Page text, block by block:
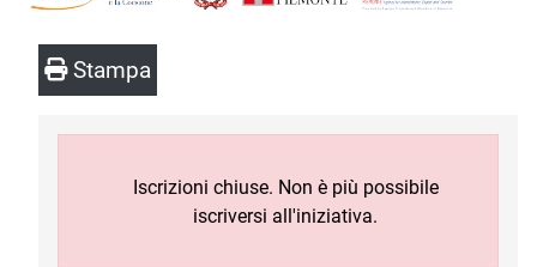
Stampa
Iscrizioni chiuse. Non è più possibile
iscriversi all'iniziativa.